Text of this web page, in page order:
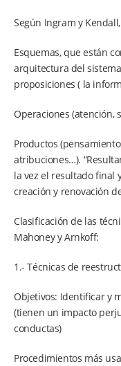
Según Ingram y
Esquemas, que están
arquitectura del
proposiciones ( la
Operaciones (atención,
Productos
atribuciones…).
la vez el resultado final
creación y renovación
Clasificación de las
Mahoney y Arnkoff:
1.- Técnicas de
Objetivos: Identificar y
(tienen un impacto
conductas)
Procedimientos más